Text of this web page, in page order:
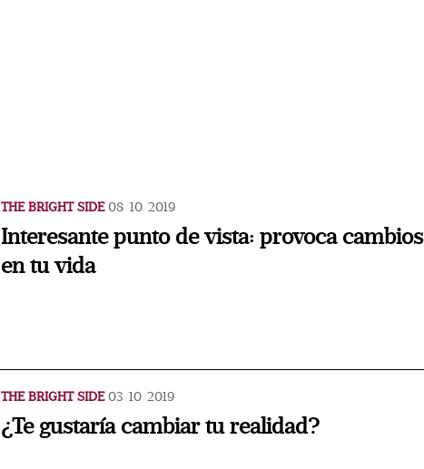
THE BRIGHT SIDE 08/10/2019
Interesante punto de vista: provoca cambios
en tu vida
THE BRIGHT SIDE 03/10/2019
¿Te gustaría cambiar tu realidad?